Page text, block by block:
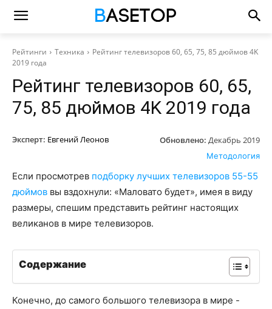
Рейтинги Техника
Рейтинг телевизоров 60, 65, 75, 85 дюймов 4K
2019 года
Рейтинг телевизоров 60, 65,
75, 85 дюймов 4K 2019 года
Эксперт: Евгений Леонов Обновлено: Декабрь 2019
Методология
Если просмотрев подборку лучших телевизоров 55-55
дюймов вы вздохнули: «Маловато будет», имея в виду
размеры, спешим представить рейтинг настоящих
великанов в мире телевизоров.
Содержание
Конечно, до самого большого телевизора в мире -